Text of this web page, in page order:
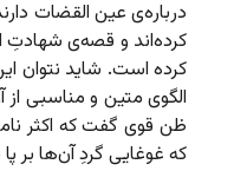
درباره‌ی عین القضات
کرده‌اند و قصه‌ی
کرده‌ است. شاید نتوان
الگوی متین و مناسبی از
ظن قوی گفت که اکثر
که غوغایی گردِ آن‌ها بر